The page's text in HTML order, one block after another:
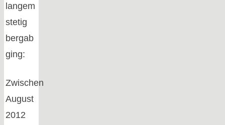
langem
stetig
bergab
ging:
Zwischen
August
2012